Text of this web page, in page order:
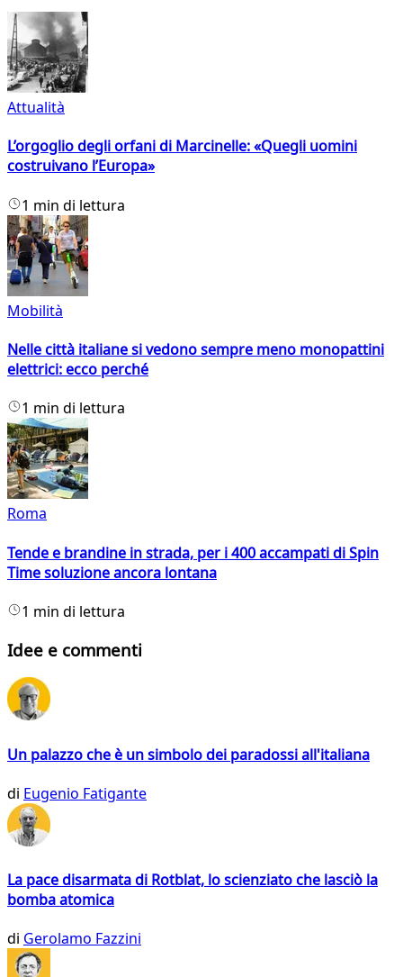
Attualità
L’orgoglio degli orfani di Marcinelle: «Quegli uomini
costruivano l’Europa»
1 min di lettura
Mobilità
Nelle città italiane si vedono sempre meno monopattini
elettrici: ecco perché
1 min di lettura
Roma
Tende e brandine in strada, per i 400 accampati di Spin
Time soluzione ancora lontana
1 min di lettura
Idee e commenti
Un palazzo che è un simbolo dei paradossi all'italiana
di Eugenio Fatigante
La pace disarmata di Rotblat, lo scienziato che lasciò la
bomba atomica
di Gerolamo Fazzini